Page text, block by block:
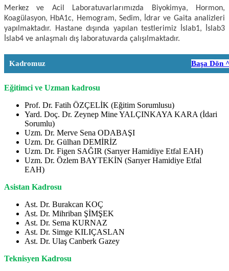
Merkez ve Acil Laboratuvarlarımızda Biyokimya, Hormon,
Koagülasyon, HbA1c, Hemogram, Sedim, İdrar ve Gaita analizleri
yapılmaktadır. Hastane dışında yapılan testlerimiz İslab1, İslab3
İslab4 ve anlaşmalı dış laboratuvarda çalışılmaktadır.
Kadromuz Başa Dön
Eğitimci ve Uzman kadrosu
Prof. Dr. Fatih ÖZÇELİK (Eğitim Sorumlusu)
Yard. Doç. Dr. Zeynep Mine YALÇINKAYA KARA (İdari
Sorumlu)
Uzm. Dr. Merve Sena ODABAŞI
Uzm. Dr. Gülhan DEMİRİZ
Uzm. Dr. Figen SAĞIR (Sarıyer Hamidiye Etfal EAH)
Uzm. Dr. Özlem BAYTEKİN (Sarıyer Hamidiye Etfal
EAH)
Asistan Kadrosu
Ast. Dr. Burakcan KOÇ
Ast. Dr. Mihriban ŞİMŞEK
Ast. Dr. Sema KURNAZ
Ast. Dr. Simge KILIÇASLAN
Ast. Dr. Ulaş Canberk Gazey
Teknisyen Kadrosu